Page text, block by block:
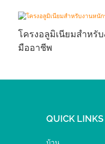
โครงอลูมิเนียมสำหรั
มืออาชีพ
QUICK LINKS